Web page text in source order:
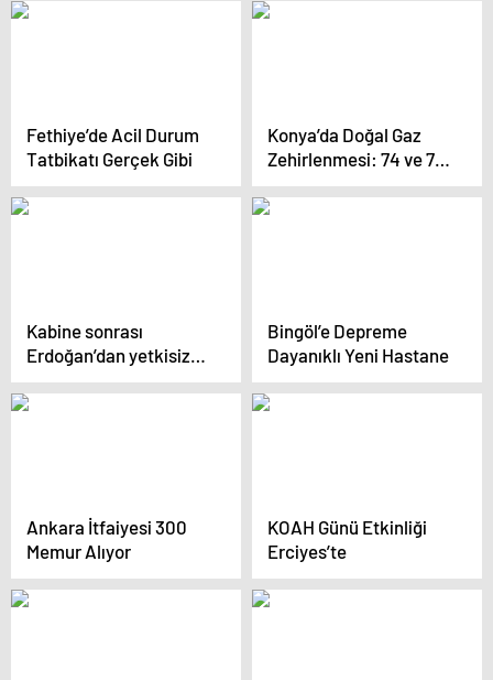
Fethiye’de Acil Durum
Tatbikatı Gerçek Gibi
Konya’da Doğal Gaz
Zehirlenmesi: 74 ve 73
Yaşındaki Çift Evinde
Ölü Bulundu
Kabine sonrası
Erdoğan’dan yetkisiz
çakar kullananlara net
mesaj: Kimsenin
Bingöl’e Depreme
Dayanıklı Yeni Hastane
Ankara İtfaiyesi 300
Memur Alıyor
KOAH Günü Etkinliği
Erciyes’te